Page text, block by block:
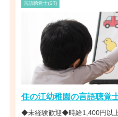
言語聴覚士(ST)
住の江幼稚園の言語聴覚
◆未経験歓迎◆時給1,400円以